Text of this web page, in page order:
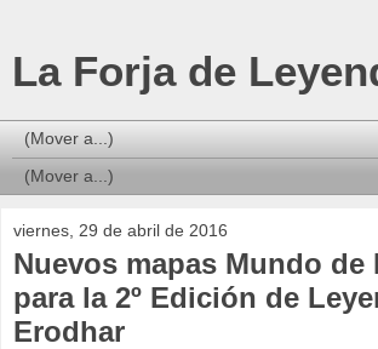
La Forja de
viernes, 29 de abril de 2016
Nuevos mapas Mundo de
para la 2º Edición de
Erodhar